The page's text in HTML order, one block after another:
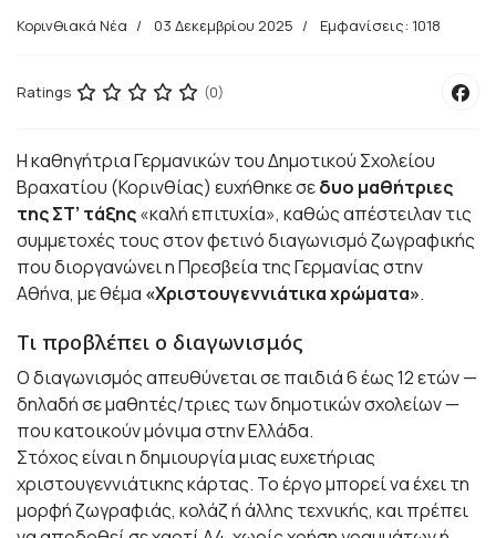
Κορινθιακά Νέα 03 Δεκεμβρίου 2025 Εμφανίσεις: 1018
Ratings (0)
Η καθηγήτρια Γερμανικών του Δημοτικού Σχολείου
Βραχατίου (Κορινθίας) ευχήθηκε σεδυο μαθήτριες
της ΣΤ’ τάξης«καλή επιτυχία», καθώς απέστειλαν τις
συμμετοχές τους στον φετινό διαγωνισμό ζωγραφικής
που διοργανώνει η Πρεσβεία της Γερμανίας στην
Αθήνα, με θέμα «Χριστουγεννιάτικα χρώματα».
Τι προβλέπει ο διαγωνισμός
Ο διαγωνισμός απευθύνεται σε παιδιά 6 έως 12 ετών —
δηλαδή σε μαθητές/τριες των δημοτικών σχολείων —
που κατοικούν μόνιμα στην Ελλάδα.
Στόχος είναι η δημιουργία μιας ευχετήριας
χριστουγεννιάτικης κάρτας. Το έργο μπορεί να έχει τη
μορφή ζωγραφιάς, κολάζ ή άλλης τεχνικής, και πρέπει